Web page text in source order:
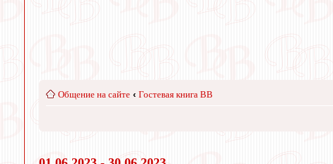
Общение на сайте ‹ Гостевая книга ВВ